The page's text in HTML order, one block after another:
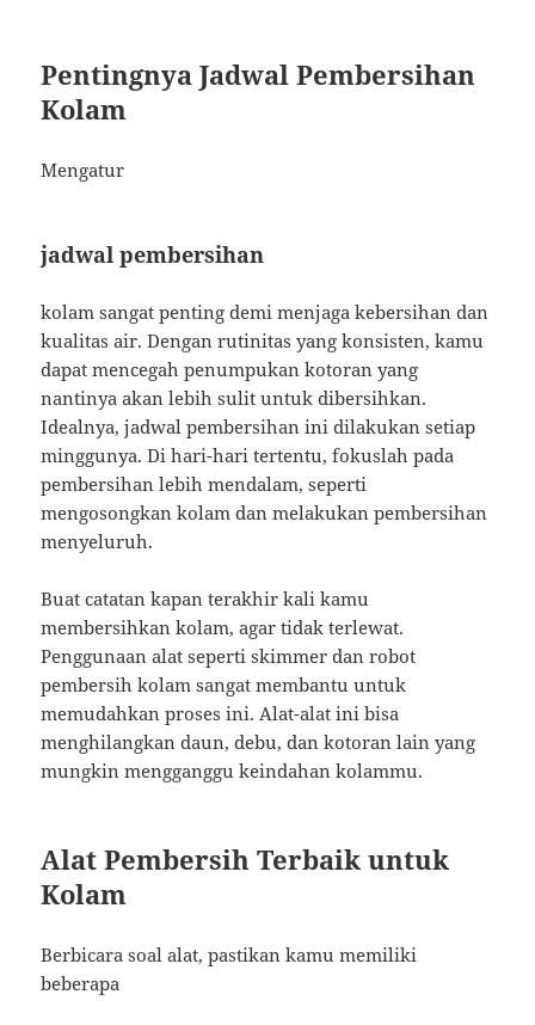
Pentingnya Jadwal Pembersihan
Kolam
Mengatur
jadwal pembersihan
kolam sangat penting demi menjaga kebersihan dan
kualitas air. Dengan rutinitas yang konsisten, kamu
dapat mencegah penumpukan kotoran yang
nantinya akan lebih sulit untuk dibersihkan.
Idealnya, jadwal pembersihan ini dilakukan setiap
minggunya. Di hari-hari tertentu, fokuslah pada
pembersihan lebih mendalam, seperti
mengosongkan kolam dan melakukan pembersihan
menyeluruh.
Buat catatan kapan terakhir kali kamu
membersihkan kolam, agar tidak terlewat.
Penggunaan alat seperti skimmer dan robot
pembersih kolam sangat membantu untuk
memudahkan proses ini. Alat-alat ini bisa
menghilangkan daun, debu, dan kotoran lain yang
mungkin mengganggu keindahan kolammu.
Alat Pembersih Terbaik untuk
Kolam
Berbicara soal alat, pastikan kamu memiliki
beberapa